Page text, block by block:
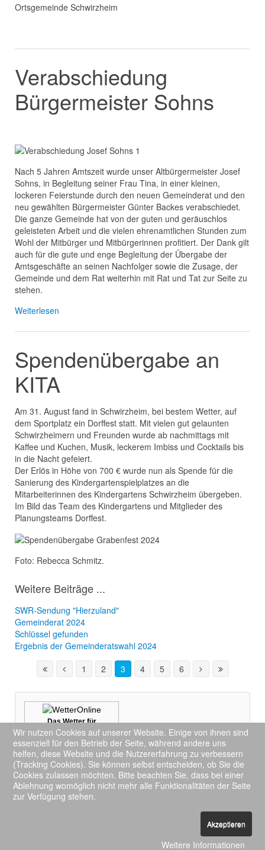
We use cookies to ensure you get the best
experience on our website. Learn more
Ortsgemeinde Schwirzheim
Verabschiedung
Bürgermeister Sohns
Nach 5 Jahren Amtszeit wurde unser Altbürgermeister Josef
Sohns, in Begleitung seiner Frau Tina, in einer kleinen,
lockeren Feierstunde durch den neuen Gemeinderat und den
neu gewählten Bürgermeister Günter Backes verabschiedet.
Die ganze Gemeinde hat von der guten und geräuschlos
geleisteten Arbeit und die vielen ehrenamtlichen Stunden zum
Wohl der Mitbürger und Mitbürgerinnen profitiert. Der Dank gilt
auch für die gute und enge Begleitung der Übergabe der
Amtsgeschäfte an seinen Nachfolger sowie die Zusage, der
Gemeinde und dem Rat weiterhin mit Rat und Tat zur Seite zu
stehen.
Weiterlesen
Spendenübergabe an
KITA
Am 31. August fand in Schwirzheim, bei bestem Wetter, auf
dem Sportplatz ein Dorffest statt. Mit vielen gut gelaunten
Schwirzheimern und Freunden wurde ab nachmittags mit
Kaffee und Kuchen, Musik, leckerem Imbiss und Cocktails bis
in die Nacht gefeiert.
Der Erlös in Höhe von 700 € wurde nun als Spende für die
Sanierung des Kindergartenspielplatzes an die
Mitarbeiterinnen des Kindergartens Schwirzheim übergeben.
Im Bild das Team des Kindergartens und Mitglieder des
Planungsteams Dorffest.
Foto: Rebecca Schmitz.
Weitere Beiträge ...
SWR-Sendung "Hierzuland"
Gemeinderat 2024
Schlüssel gefunden
Ergebnis der Gemeinderatswahl 2024
1
2 3 4 5 6
Das Wetter für
Schwirzheim
Mehr auf wetteronline.de
Impressum
Gemeinde Schwirzheim
Wir nutzen Cookies auf unserer Website. Einige von ihnen sind
essenziell für den Betrieb der Seite, während andere uns
helfen, diese Website und die Nutzererfahrung zu verbessern
(Tracking Cookies). Sie können selbst entscheiden, ob Sie die
Cookies zulassen möchten. Bitte beachten Sie, dass bei einer
Ablehnung womöglich nicht mehr alle Funktionalitäten der Seite
zur Verfügung stehen.
Akzeptieren
Weitere Informationen